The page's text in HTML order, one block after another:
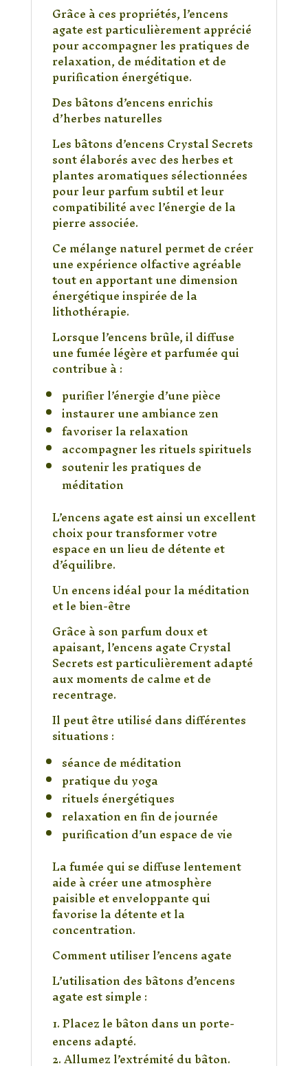
Grâce à ces propriétés, l’encens
agate est particulièrement apprécié
pour accompagner les pratiques de
relaxation, de méditation et de
purification énergétique.
Des bâtons d’encens enrichis
d’herbes naturelles
Les bâtons d’encens Crystal Secrets
sont élaborés avec des herbes et
plantes aromatiques sélectionnées
pour leur parfum subtil et leur
compatibilité avec l’énergie de la
pierre associée.
Ce mélange naturel permet de créer
une expérience olfactive agréable
tout en apportant une dimension
énergétique inspirée de la
lithothérapie.
Lorsque l’encens brûle, il diffuse
une fumée légère et parfumée qui
contribue à :
purifier l’énergie d’une pièce
instaurer une ambiance zen
favoriser la relaxation
accompagner les rituels spirituels
soutenir les pratiques de
méditation
L’encens agate est ainsi un excellent
choix pour transformer votre
espace en un lieu de détente et
d’équilibre.
Un encens idéal pour la méditation
et le bien-être
Grâce à son parfum doux et
apaisant, l’encens agate Crystal
Secrets est particulièrement adapté
aux moments de calme et de
recentrage.
Il peut être utilisé dans différentes
situations :
séance de méditation
pratique du yoga
rituels énergétiques
relaxation en fin de journée
purification d’un espace de vie
La fumée qui se diffuse lentement
aide à créer une atmosphère
paisible et enveloppante qui
favorise la détente et la
concentration.
Comment utiliser l’encens agate
L’utilisation des bâtons d’encens
agate est simple :
Placez le bâton dans un porte-
encens adapté.
Allumez l’extrémité du bâton.